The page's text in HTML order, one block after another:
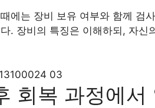
에는 장비 보유 여부와 함께 검
. 장비의 특징은 이해하되, 자신
회복 과정에서